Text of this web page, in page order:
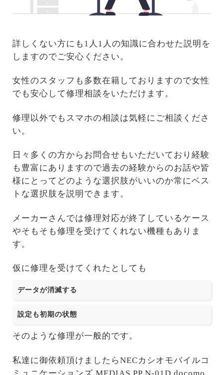
詳しくない方にも1人1人の知識に合わせた説明を
しますのでご安心ください。
女性のスタッフも多数在籍しておりますので女性
でも安心して修理相談をいただけます。
修理以外でもスマホの相談は気軽にご相談くださ
い。
日々多くの方からお問合せもいただいており経験
も豊富にありますので過去の経験からのお話や皆
様にとってどのような選択肢がいいのか常にベス
トな選択肢を説明できます。
メーカーさんでは修理対応が終了しているケース
やそもそも修理を受けてくれない機種もありま
す。
仮に修理を受けてくれたとしても
データが消滅する
設定も初期の状態
そのような修理が一般的です。
私達に御依頼頂けましたらNECカシオモバイルコ
ミュニケーションズ MEDIAS PP N-01D docomo